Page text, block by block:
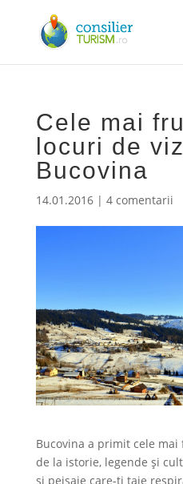
Cele mai
locuri de
Bucovina
14.01.2016| 4 comentarii
Bucovina a primit cele
de la istorie, legende şi
şi peisaje care-ţi taie